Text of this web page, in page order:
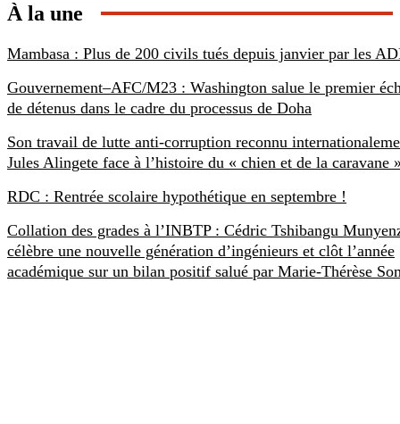
À la une
Mambasa : Plus de 200 civils tués depuis janvier par les
Gouvernement–AFC/M23 : Washington salue le premier
de détenus dans le cadre du processus de Doha
Son travail de lutte anti-corruption reconnu
Jules Alingete face à l’histoire du « chien et de la caravane
RDC : Rentrée scolaire hypothétique en septembre !
Collation des grades à l’INBTP : Cédric Tshibangu
célèbre une nouvelle génération d’ingénieurs et clôt l’année
académique sur un bilan positif salué par Marie-Thérèse